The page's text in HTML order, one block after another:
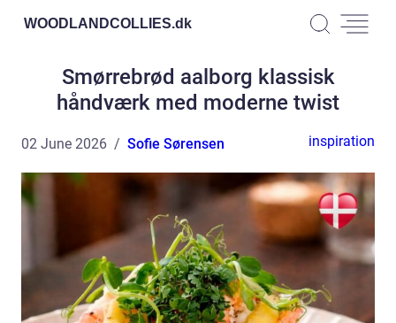
WOODLANDCOLLIES.dk
Smørrebrød aalborg klassisk
håndværk med moderne twist
02 June 2026 Sofie Sørensen inspiration